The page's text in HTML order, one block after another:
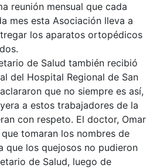
reunión mensual que cada
mes esta Asociación lleva a
los aparatos ortopédicos
de Salud también recibió
del Hospital Regional de San
que no siempre es así,
a estos trabajadores de la
con respeto. El doctor, Omar
tomaran los nombres de
que los quejosos no pudieron
de Salud, luego de